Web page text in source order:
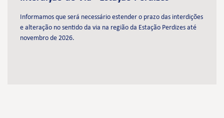
Informamos que será necessário estender o prazo das interdições
e alteração no sentido da via na região da Estação Perdizes até
novembro de 2026.